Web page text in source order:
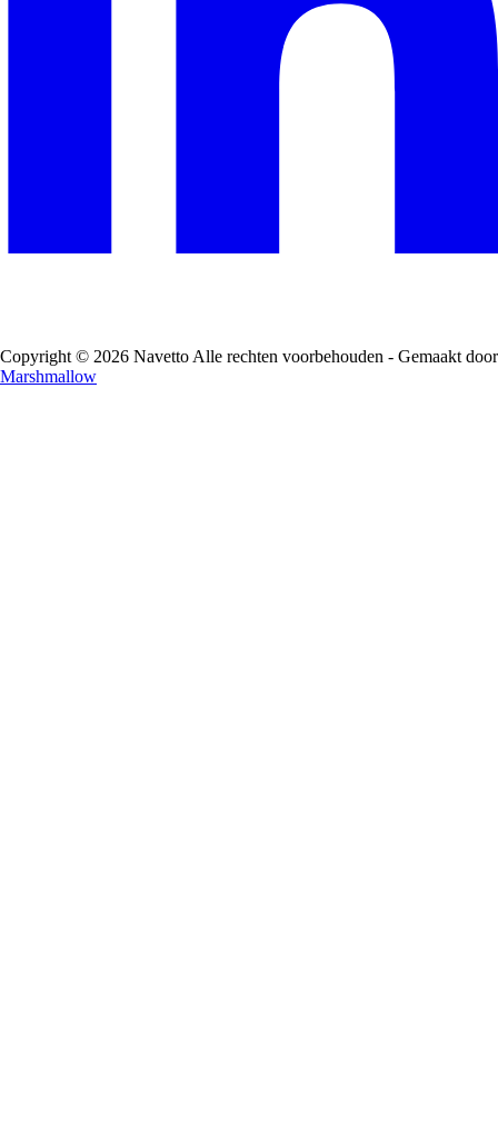
Copyright © 2026 Navetto Alle rechten voorbehouden - Gemaakt door
Marshmallow